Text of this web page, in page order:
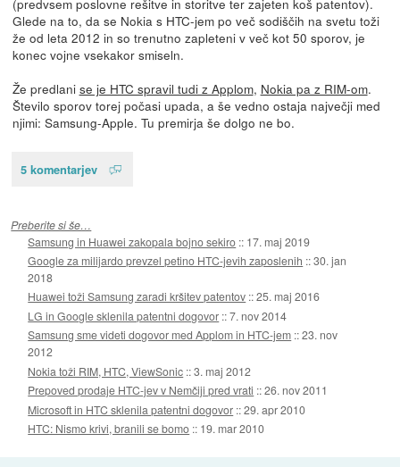
(predvsem poslovne rešitve in storitve ter zajeten koš patentov).
Glede na to, da se Nokia s HTC-jem po več sodiščih na svetu toži
že od leta 2012 in so trenutno zapleteni v več kot 50 sporov, je
konec vojne vsekakor smiseln.
Že predlani se je HTC spravil tudi z Applom, Nokia pa z RIM-om.
Število sporov torej počasi upada, a še vedno ostaja največji med
njimi: Samsung-Apple. Tu premirja še dolgo ne bo.
5 komentarjev
Preberite si še…
Samsung in Huawei zakopala bojno sekiro :: 17. maj 2019
Google za milijardo prevzel petino HTC-jevih zaposlenih ::30. jan
2018
Huawei toži Samsung zaradi kršitev patentov ::25. maj 2016
LG in Google sklenila patentni dogovor ::7. nov 2014
Samsung sme videti dogovor med Applom in HTC-jem ::23. nov
2012
Nokia toži RIM, HTC, ViewSonic ::3. maj 2012
Prepoved prodaje HTC-jev v Nemčiji pred vrati ::26. nov 2011
Microsoft in HTC sklenila patentni dogovor ::29. apr 2010
HTC: Nismo krivi, branili se bomo :: 19. mar 2010